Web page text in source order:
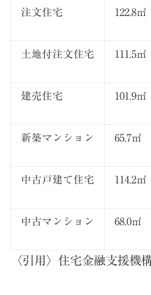
注文住宅 122.8㎡
土地付注文住宅 111.5㎡
建売住宅 101.9㎡
新築マンション 65.7㎡
中古戸建て住宅 114.2㎡
中古マンション 68.0㎡
〈引用〉 住宅金融支援機